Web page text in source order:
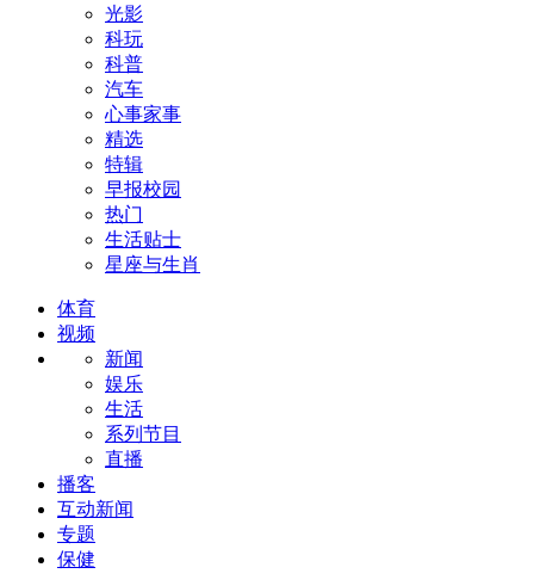
光影
科玩
科普
汽车
心事家事
精选
特辑
早报校园
热门
生活贴士
星座与生肖
体育
视频
新闻
娱乐
生活
系列节目
直播
播客
互动新闻
专题
保健